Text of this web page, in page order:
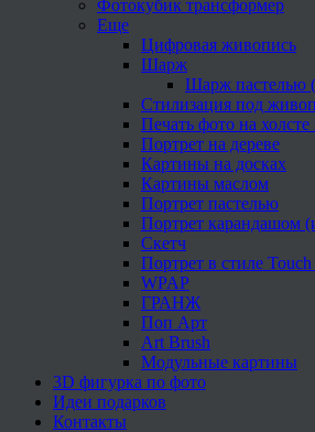
Фотокубик трансформер
Еще
Цифровая живопись
Шарж
Шарж пастелью
Стилизация под
Печать фото на
Портрет на дереве
Картины на досках
Картины маслом
Портрет пастелью
Портрет карандашом
Скетч
Портрет в стиле
WPAP
ГРАНЖ
Поп Арт
Art Brush
Модульные картины
3D фигурка по фото
Идеи подарков
Контакты